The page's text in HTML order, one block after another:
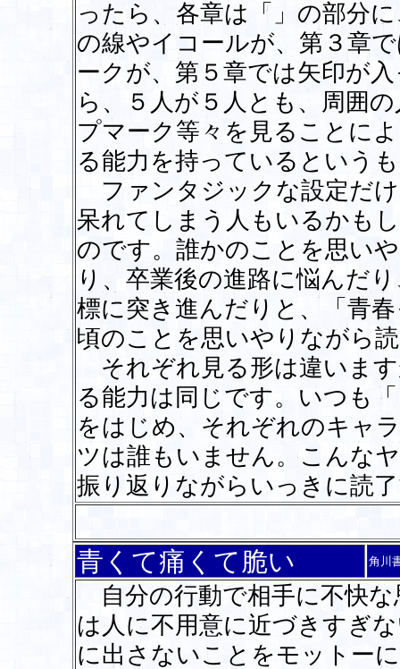
ったら、各章は「」の部分
の線やイコールが、第３章
ークが、第５章では矢印が
ら、５人が５人とも、周囲
プマーク等々を見ることに
る能力を持っているという
ファンタジックな設定だ
呆れてしまう人もいるかも
のです。誰かのことを思い
り、卒業後の進路に悩んだ
標に突き進んだりと、「青
頃のことを思いやりながら
それぞれ見る形は違いま
る能力は同じです。いつも
をはじめ、それぞれのキャ
ツは誰もいません。こんな
振り返りながらいっきに読
青くて痛くて脆い 角川
自分の行動で相手に不快な
は人に不用意に近づきすぎ
に出さないことをモットー